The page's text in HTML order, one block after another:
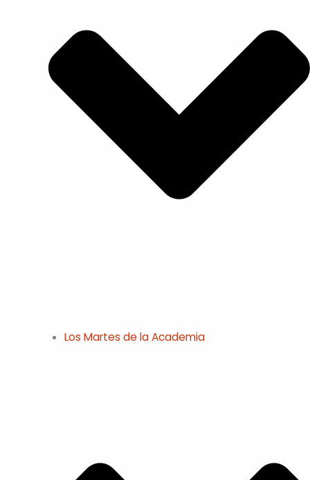
Los Martes de la Academia